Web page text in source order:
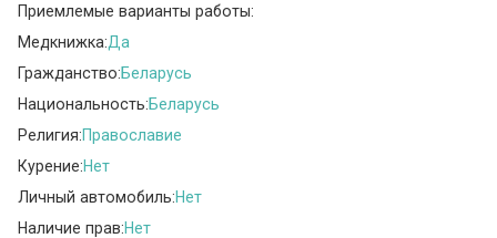
Приемлемые варианты работы:
Медкнижка:Да
Гражданство:Беларусь
Национальность:Беларусь
Религия:Православие
Курение:Нет
Личный автомобиль:Нет
Наличие прав:Нет